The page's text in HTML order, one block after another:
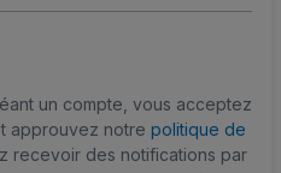
un compte, vous acceptez
approuvez notre politique de
recevoir des notifications par